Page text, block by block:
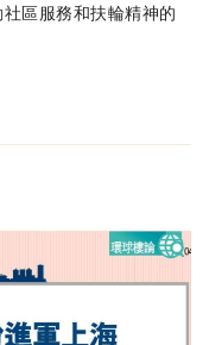
區服務和扶輪精神的